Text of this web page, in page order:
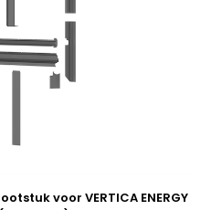
voor VERTICA ENERGY